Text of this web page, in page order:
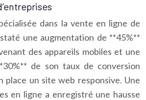
dans la vente en ligne de
une augmentation de **45%**
des appareils mobiles et une
de son taux de conversion
place un site web responsive. Une
en ligne a enregistré une hausse